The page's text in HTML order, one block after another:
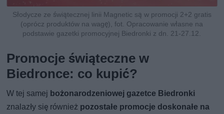
Słodycze ze świątecznej linii Magnetic są w promocji 2+2 gratis
(oprócz produktów na wagę), fot. Opracowanie własne na
podstawie gazetki promocyjnej Biedronki z dn. 21-27.12.
Promocje świąteczne w
Biedronce: co kupić?
W tej samej bożonarodzeniowej gazetce Biedronki
znalazły się również pozostałe promocje doskonałe na